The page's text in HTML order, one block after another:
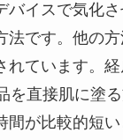
バイスで気化
法です。他の
れています。
を直接肌に塗
間が比較的短い